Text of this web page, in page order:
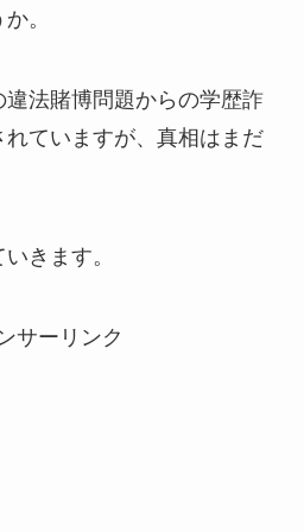
。
法賭博問題からの学歴詐
ていますが、真相はまだ
きます。
サーリンク